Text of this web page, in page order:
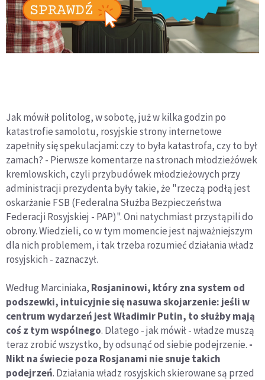
Jak mówił politolog, w sobotę, już w kilka godzin po
katastrofie samolotu, rosyjskie strony internetowe
zapełniły się spekulacjami: czy to była katastrofa, czy to był
zamach? - Pierwsze komentarze na stronach młodzieżówek
kremlowskich, czyli przybudówek młodzieżowych przy
administracji prezydenta były takie, że "rzeczą podłą jest
oskarżanie FSB (Federalna Służba Bezpieczeństwa
Federacji Rosyjskiej - PAP)". Oni natychmiast przystąpili do
obrony. Wiedzieli, co w tym momencie jest najważniejszym
dla nich problemem, i tak trzeba rozumieć działania władz
rosyjskich - zaznaczył.
Według Marciniaka, Rosjaninowi, który zna system od
podszewki, intuicyjnie się nasuwa skojarzenie: jeśli w
centrum wydarzeń jest Władimir Putin, to służby mają
coś z tym wspólnego. Dlatego - jak mówił - władze muszą
teraz zrobić wszystko, by odsunąć od siebie podejrzenie. -
Nikt na świecie poza Rosjanami nie snuje takich
podejrzeń. Działania władz rosyjskich skierowane są przed